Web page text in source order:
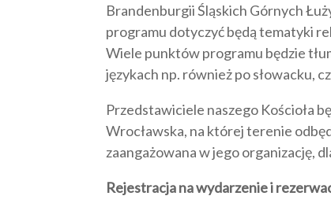
Brandenburgii Śląskich Górnych
programu dotyczyć będą tematyki
Wiele punktów programu będzie
językach np. również po słowacku,
Przedstawiciele naszego Kościoła
Wrocławska, na której terenie
zaangażowana w jego organizację,
Rejestracja na wydarzenie i